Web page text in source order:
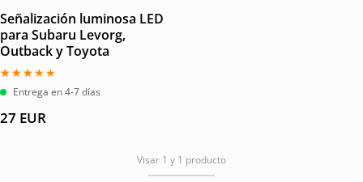
Señalización luminosa LED
para Subaru Levorg,
Outback y Toyota
Valorado
con
de 5
Entrega en 4-7 días
27 EUR
Visar 1 y 1 producto